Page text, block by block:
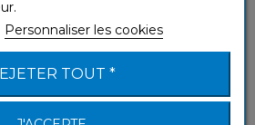
mp3 Roumain)
Personnaliser les cookies
TOUT *